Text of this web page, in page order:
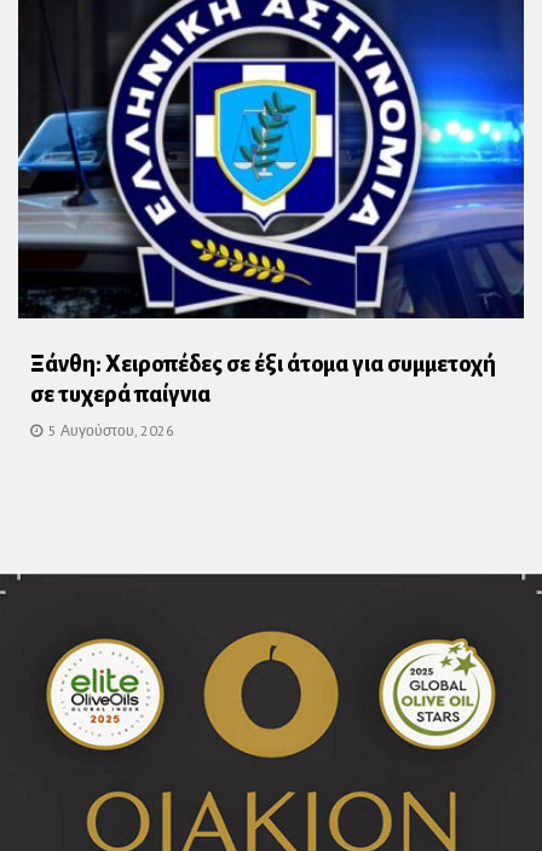
Ξάνθη: Χειροπέδες σε έξι άτομα για συμμετοχή
σε τυχερά παίγνια
5 Αυγούστου, 2026